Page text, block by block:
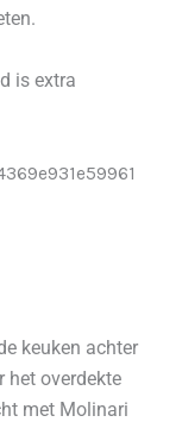
is extra
keuken achter
het overdekte
met Molinari